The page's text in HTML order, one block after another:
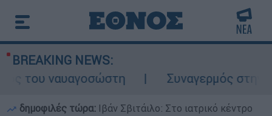
BREAKING NEWS:
του ναυαγοσώστη
Συναγερμός στην
δημοφιλές τώρα: Ιβάν Σβιτάιλο: Στο ιατρικό κέντρο